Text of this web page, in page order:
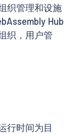
织管理和设施
Hub
织，用户管
行时间为目